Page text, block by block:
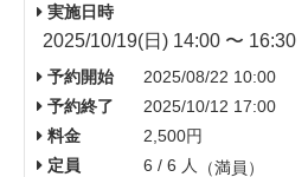
実施日時
2025/10/19(日) 14:00 〜 16:30
予約開始
2025/08/22 10:00
予約終了
2025/10/12 17:00
料金
2,500円
定員
6 / 6 人
（満員）